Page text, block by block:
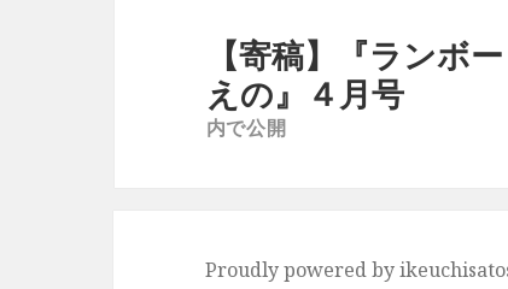
【寄稿】『ランボ
えの』４月号
内で公開
Proudly powered by